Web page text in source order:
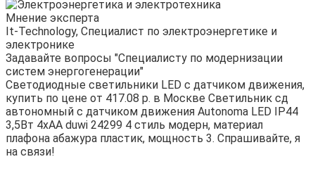
Мнение эксперта
It-Technology, Cпециалист по электроэнергетике и
электронике
Задавайте вопросы "Специалисту по модернизации
систем энергогенерации"
Светодиодные светильники LED с датчиком движения,
купить по цене от 417.08 р. в Москве Светильник сд
автономный с датчиком движения Autonoma LED IP44
3,5Вт 4xAA duwi 24299 4 стиль модерн, материал
плафона абажура пластик, мощность 3. Спрашивайте, я
на связи!